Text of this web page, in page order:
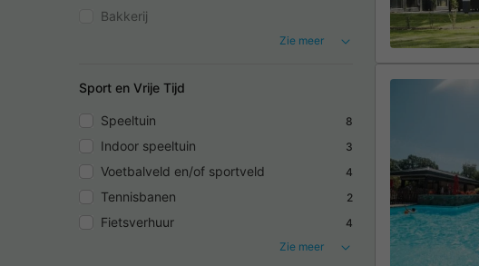
Bakkerij
Zie meer
Sport en Vrije Tijd
Speeltuin 8
Indoor speeltuin 3
Voetbalveld en/of sportveld 4
Tennisbanen 2
Fietsverhuur
4
Zie meer